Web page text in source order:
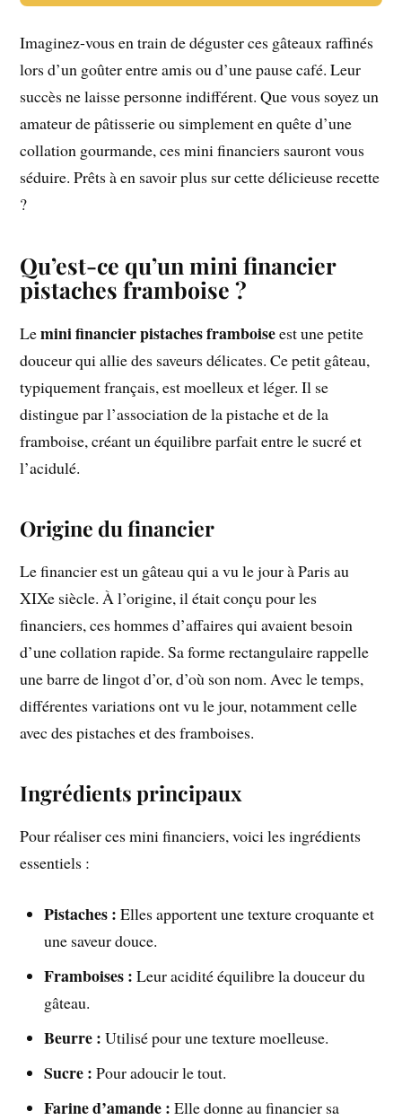
Imaginez-vous en train de déguster ces gâteaux raffinés
lors d’un goûter entre amis ou d’une pause café. Leur
succès ne laisse personne indifférent. Que vous soyez un
amateur de pâtisserie ou simplement en quête d’une
collation gourmande, ces mini financiers sauront vous
séduire. Prêts à en savoir plus sur cette délicieuse recette
?
Qu’est-ce qu’un mini financier
pistaches framboise ?
Lemini financier pistaches framboiseest une petite
douceur qui allie des saveurs délicates. Ce petit gâteau,
typiquement français, est moelleux et léger. Il se
distingue par l’association de la pistache et de la
framboise, créant un équilibre parfait entre le sucré et
l’acidulé.
Origine du financier
Le financier est un gâteau qui a vu le jour à Paris au
XIXe siècle. À l’origine, il était conçu pour les
financiers, ces hommes d’affaires qui avaient besoin
d’une collation rapide. Sa forme rectangulaire rappelle
une barre de lingot d’or, d’où son nom. Avec le temps,
différentes variations ont vu le jour, notamment celle
avec des pistaches et des framboises.
Ingrédients principaux
Pour réaliser ces mini financiers, voici les ingrédients
essentiels :
Pistaches : Elles apportent une texture croquante et
une saveur douce.
Framboises : Leur acidité équilibre la douceur du
gâteau.
Beurre : Utilisé pour une texture moelleuse.
Sucre : Pour adoucir le tout.
Farine d’amande : Elle donne au financier sa